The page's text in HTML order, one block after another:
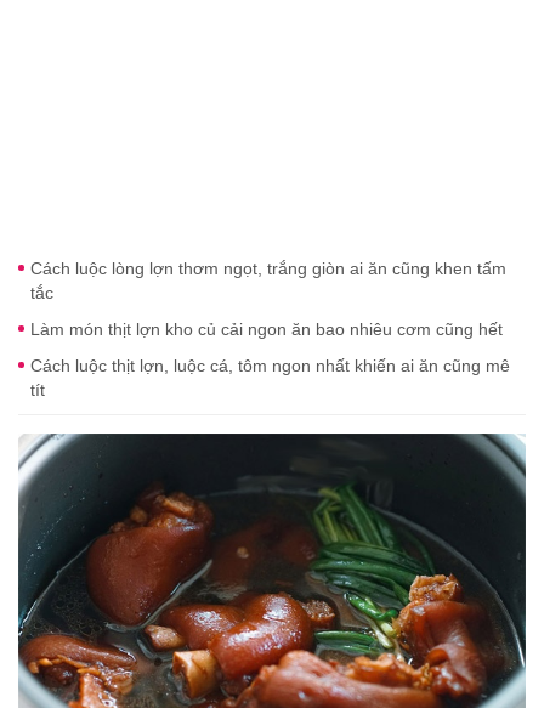
Cách luộc lòng lợn thơm ngọt, trắng giòn ai ăn cũng khen tấm
tắc
Làm món thịt lợn kho củ cải ngon ăn bao nhiêu cơm cũng hết
Cách luộc thịt lợn, luộc cá, tôm ngon nhất khiến ai ăn cũng mê
tít